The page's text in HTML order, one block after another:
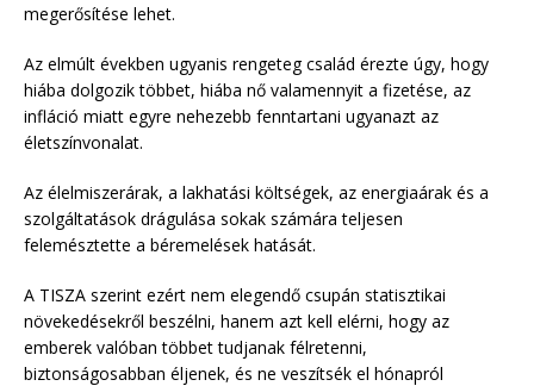
megerősítése lehet.
Az elmúlt években ugyanis rengeteg család érezte úgy, hogy
hiába dolgozik többet, hiába nő valamennyit a fizetése, az
infláció miatt egyre nehezebb fenntartani ugyanazt az
életszínvonalat.
Az élelmiszerárak, a lakhatási költségek, az energiaárak és a
szolgáltatások drágulása sokak számára teljesen
felemésztette a béremelések hatását.
A TISZA szerint ezért nem elegendő csupán statisztikai
növekedésekről beszélni, hanem azt kell elérni, hogy az
emberek valóban többet tudjanak félretenni,
biztonságosabban éljenek, és ne veszítsék el hónapról